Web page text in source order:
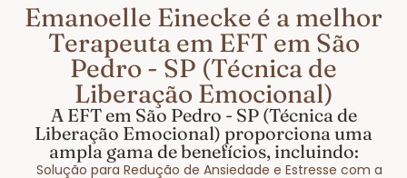
Emanoelle Einecke é a melhor
Terapeuta em EFT em São
Pedro - SP (Técnica de
Liberação Emocional)
A EFT em São Pedro - SP (Técnica de
Liberação Emocional) proporciona uma
ampla gama de benefícios, incluindo:
Solução para Redução de Ansiedade e Estresse com a